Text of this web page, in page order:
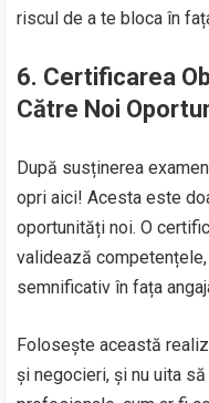
riscul de a te bloca în
6. Certificarea
Către Noi
După susținerea
opri aici! Acesta este
oportunități noi. O
validează
semnificativ în fața
Folosește această
și negocieri, și nu uita